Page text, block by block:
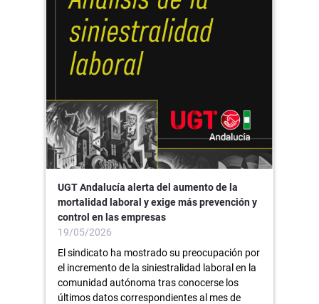
UGT Andalucía alerta del aumento de la
mortalidad laboral y exige más prevención y
control en las empresas
19/05/2026
El sindicato ha mostrado su preocupación por
el incremento de la siniestralidad laboral en la
comunidad autónoma tras conocerse los
últimos datos correspondientes al mes de